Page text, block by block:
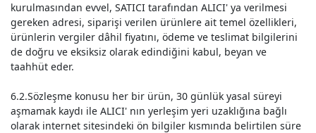
kurulmasından evvel, SATICI tarafından ALICI' ya verilmesi
gereken adresi, siparişi verilen ürünlere ait temel özellikleri,
ürünlerin vergiler dâhil fiyatını, ödeme ve teslimat bilgilerini
de doğru ve eksiksiz olarak edindiğini kabul, beyan ve
taahhüt eder.
6.2.Sözleşme konusu her bir ürün, 30 günlük yasal süreyi
aşmamak kaydı ile ALICI' nın yerleşim yeri uzaklığına bağlı
olarak internet sitesindeki ön bilgiler kısmında belirtilen süre